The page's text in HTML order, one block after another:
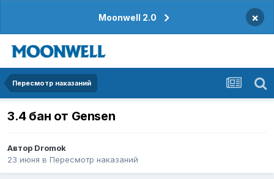
Moonwell 2.0 ×
Пересмотр наказаний
3.4 бан от Gensen
Автор Dromok
23 июня в Пересмотр наказаний